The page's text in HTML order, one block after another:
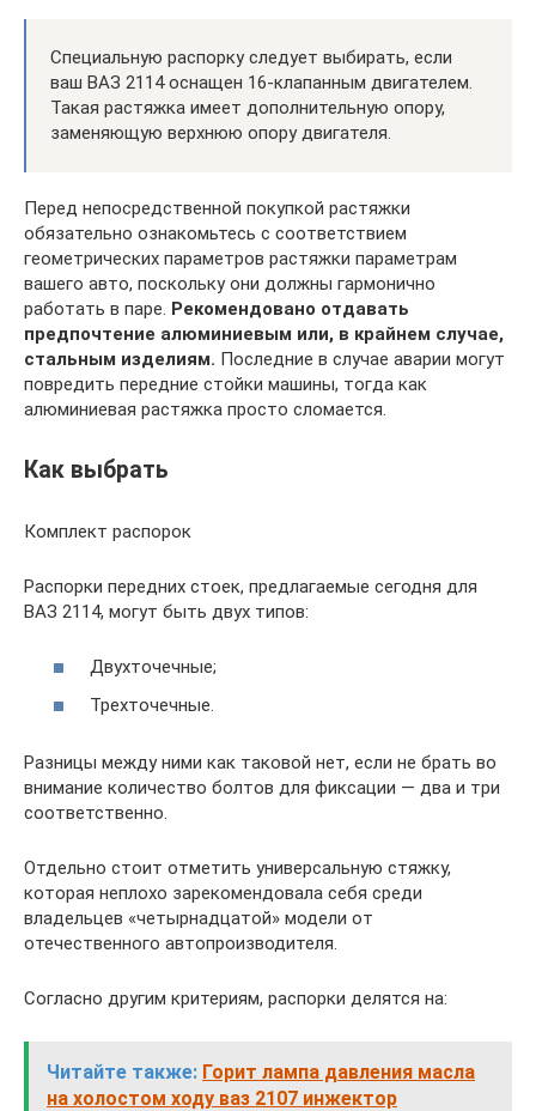
Специальную распорку следует выбирать, если
ваш ВАЗ 2114 оснащен 16-клапанным двигателем.
Такая растяжка имеет дополнительную опору,
заменяющую верхнюю опору двигателя.
Перед непосредственной покупкой растяжки
обязательно ознакомьтесь с соответствием
геометрических параметров растяжки параметрам
вашего авто, поскольку они должны гармонично
работать в паре. Рекомендовано отдавать
предпочтение алюминиевым или, в крайнем случае,
стальным изделиям. Последние в случае аварии могут
повредить передние стойки машины, тогда как
алюминиевая растяжка просто сломается.
Как выбрать
Комплект распорок
Распорки передних стоек, предлагаемые сегодня для
ВАЗ 2114, могут быть двух типов:
Двухточечные;
Трехточечные.
Разницы между ними как таковой нет, если не брать во
внимание количество болтов для фиксации — два и три
соответственно.
Отдельно стоит отметить универсальную стяжку,
которая неплохо зарекомендовала себя среди
владельцев «четырнадцатой» модели от
отечественного автопроизводителя.
Согласно другим критериям, распорки делятся на:
Читайте также: Горит лампа давления масла
на холостом ходу ваз 2107 инжектор